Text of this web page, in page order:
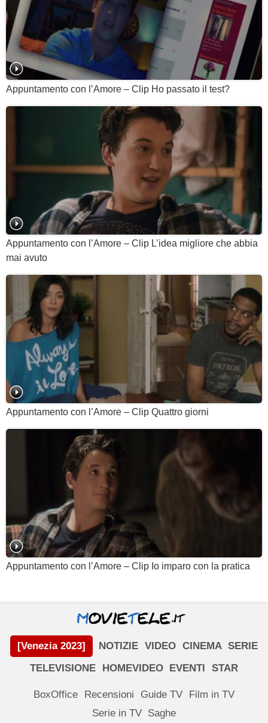
Appuntamento con l’Amore – Clip Ho passato il test?
Appuntamento con l’Amore – Clip L’idea migliore che abbia
mai avuto
Appuntamento con l’Amore – Clip Quattro giorni
Appuntamento con l’Amore – Clip Io imparo con la pratica
[Venezia 2023] NOTIZIE VIDEO CINEMA SERIE
TELEVISIONE
HOMEVIDEO EVENTI STAR
BoxOffice Recensioni Guide TV
Film in TV
Serie in TV Saghe